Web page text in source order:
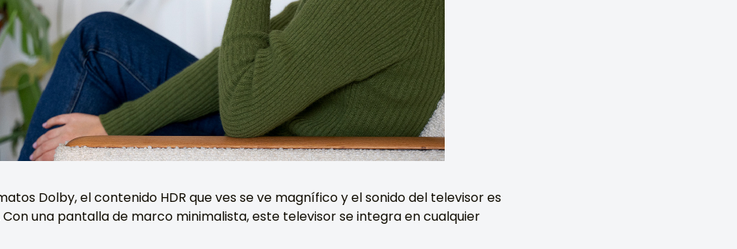
Dolby, el contenido HDR que ves se ve magnífico y el sonido del televisor es
una pantalla de marco minimalista, este televisor se integra en cualquier